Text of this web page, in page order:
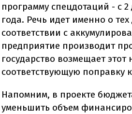
программу спецдотаций - с 2
года. Речь идет именно о
соответствии с
предприятие производит
государство возмещает
соответствующую поправку
Напомним, в проекте
уменьшить объем